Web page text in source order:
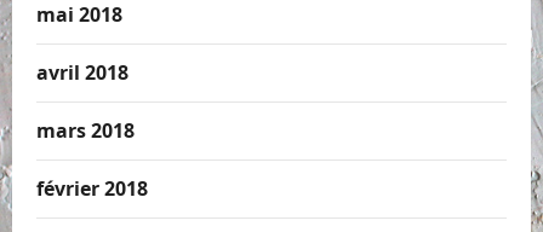
mai 2018
avril 2018
mars 2018
février 2018